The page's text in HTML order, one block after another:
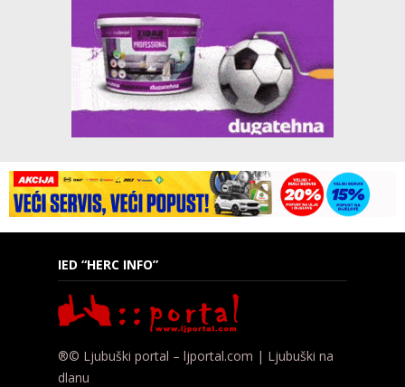
IED “HERC INFO”
®© Ljubuški portal – ljportal.com | Ljubuški na
dlanu